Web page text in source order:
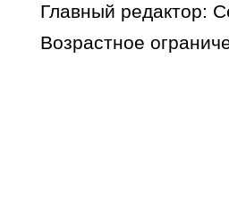
Главный редактор:
Возрастное